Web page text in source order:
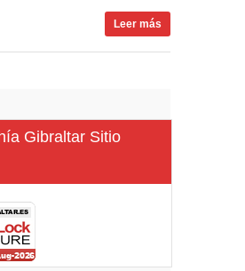
Leer más
Gibraltar Sitio